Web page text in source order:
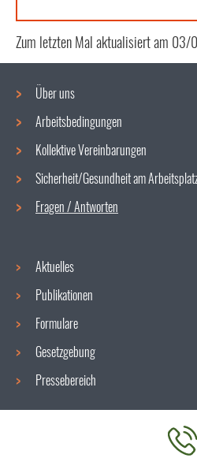
Zum letzten Mal aktualisiert am 03/
Navigationsmenü
Über uns
Arbeitsbedingungen
Kollektive Vereinbarungen
Sicherheit/Gesundheit am
Fragen / Antworten
Aktuelles
Publikationen
Formulare
Gesetzgebung
Pressebereich